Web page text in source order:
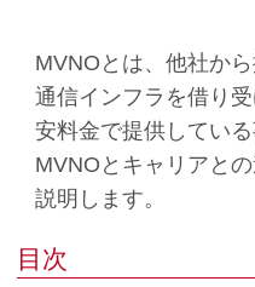
MVNOとは、他社か
通信インフラを借り
安料金で提供している
MVNOとキャリアと
説明します。
目次